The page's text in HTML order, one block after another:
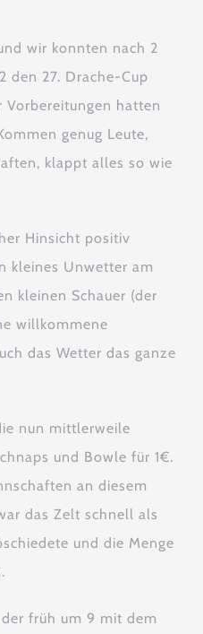
wir konnten nach 2
den 27. Drache-Cup
Vorbereitungen hatten
genug Leute,
klappt alles so wie
Hinsicht positiv
kleines Unwetter am
kleinen Schauer (der
willkommene
das Wetter das ganze
nun mittlerweile
und Bowle für 1€.
an diesem
das Zelt schnell als
und die Menge
früh um 9 mit dem